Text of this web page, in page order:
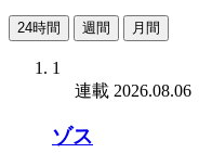
24時間 週間 月間
1
連載 2026.08.06
ゾス